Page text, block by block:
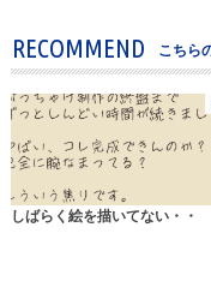
RECOMMEND こちら
しばらく絵を描いてない・・